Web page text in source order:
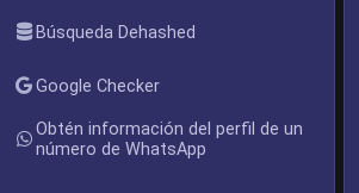
Búsqueda Dehashed
Google Checker
Obtén información del perfil de un
número de WhatsApp